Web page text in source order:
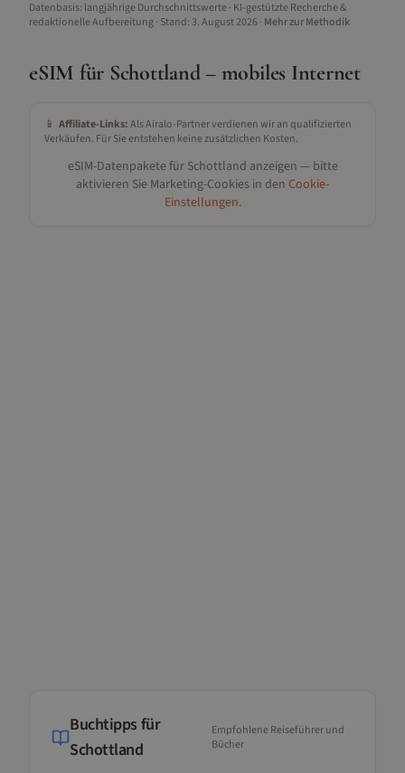
Datenbasis: langjährige Durchschnittswerte · KI-gestützte Recherche &
redaktionelle Aufbereitung· Stand: 3. August 2026· Mehr zur Methodik
eSIM für Schottland– mobiles Internet
📱 Affiliate-Links:Als Airalo-Partner verdienen wir an qualifizierten
Verkäufen. Für Sie entstehen keine zusätzlichen Kosten.
eSIM-Datenpakete für Schottland anzeigen — bitte
aktivieren Sie Marketing-Cookies in den Cookie-
Einstellungen.
Buchtipps für
Schottland
Empfohlene Reiseführer und
Bücher